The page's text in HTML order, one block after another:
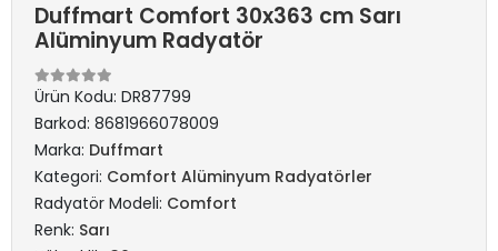
Duffmart Comfort 30x363 cm Sarı
Alüminyum Radyatör
Ürün Kodu: DR87799
Barkod: 8681966078009
Marka: Duffmart
Kategori: Comfort Alüminyum Radyatörler
Radyatör Modeli: Comfort
Renk: Sarı